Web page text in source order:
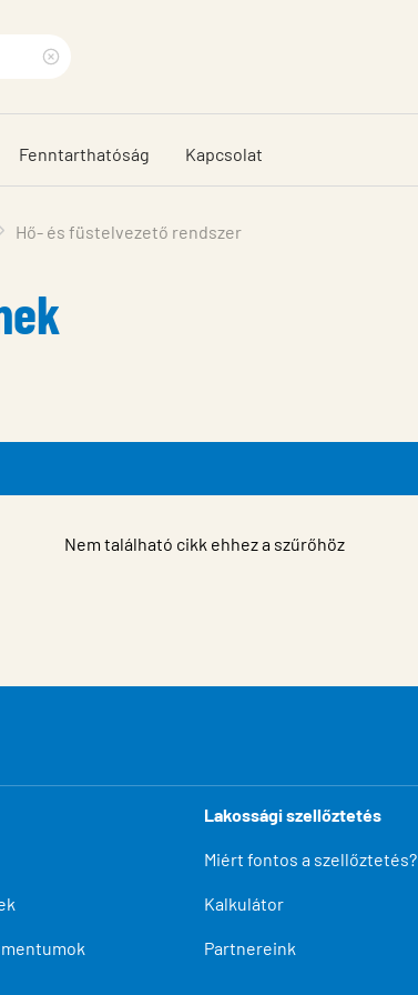
search
phrase
Fenntarthatóság Kapcsolat
Hő- és füstelvezető rendszer
Nem található cikk ehhez a szűrőhöz
Lakossági szellőztetés
Miért fontos a szellőztetés?
Kalkulátor
Partnereink